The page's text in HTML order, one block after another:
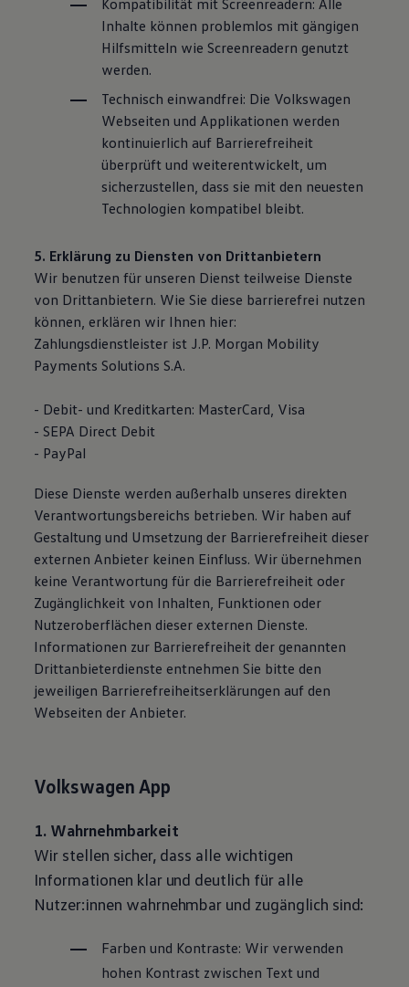
Kompatibilität mit Screenreadern: Alle
Inhalte können problemlos mit gängigen
Hilfsmitteln wie Screenreadern genutzt
werden.
Technisch einwandfrei: Die Volkswagen
Webseiten und Applikationen werden
kontinuierlich auf Barrierefreiheit
überprüft und weiterentwickelt, um
sicherzustellen, dass sie mit den neuesten
Technologien kompatibel bleibt.
5. Erklärung zu Diensten von Drittanbietern
Wir benutzen für unseren Dienst teilweise Dienste
von Drittanbietern. Wie Sie diese barrierefrei nutzen
können, erklären wir Ihnen hier:
Zahlungsdienstleister ist J.P. Morgan Mobility
Payments Solutions S.A.
- Debit- und Kreditkarten: MasterCard, Visa
- SEPA Direct Debit
- PayPal
Diese Dienste werden außerhalb unseres direkten
Verantwortungsbereichs betrieben. Wir haben auf
Gestaltung und Umsetzung der Barrierefreiheit dieser
externen Anbieter keinen Einfluss. Wir übernehmen
keine Verantwortung für die Barrierefreiheit oder
Zugänglichkeit von Inhalten, Funktionen oder
Nutzeroberflächen dieser externen Dienste.
Informationen zur Barrierefreiheit der genannten
Drittanbieterdienste entnehmen Sie bitte den
jeweiligen Barrierefreiheitserklärungen auf den
Webseiten der Anbieter.
VolkswagenApp
1. Wahrnehmbarkeit
Wir stellen sicher, dass alle wichtigen
Informationen klar und deutlich für alle
Nutzer:innen wahrnehmbar und zugänglich sind:
Farben und Kontraste: Wir verwenden
hohen Kontrast zwischen Text und